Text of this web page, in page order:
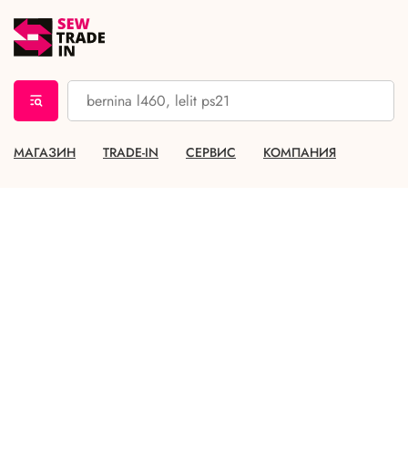
МАГАЗИН TRADE-IN СЕРВИС КОМПАНИЯ